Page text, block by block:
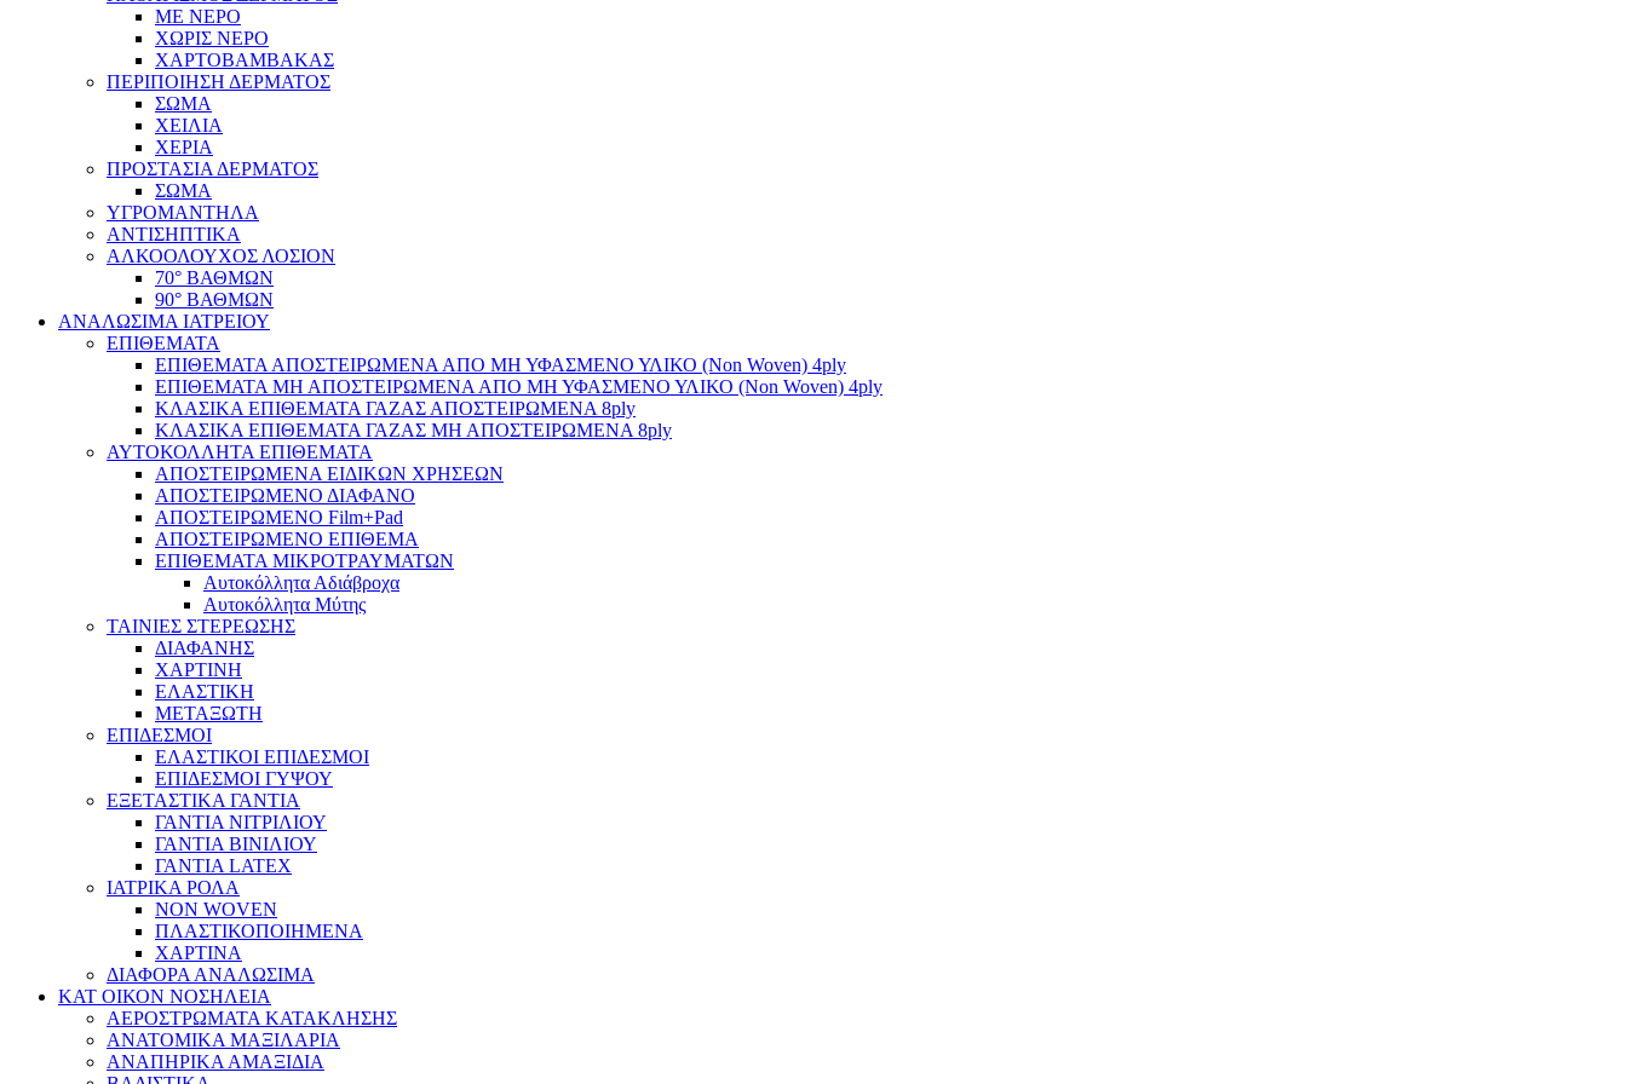
ΜΕ ΝΕΡΟ
ΧΩΡΙΣ ΝΕΡΟ
ΧΑΡΤΟΒΑΜΒΑΚΑΣ
ΠΕΡΙΠΟΙΗΣΗ ΔΕΡΜΑΤΟΣ
ΣΩΜΑ
ΧΕΙΛΙΑ
ΧΕΡΙΑ
ΠΡΟΣΤΑΣΙΑ ΔΕΡΜΑΤΟΣ
ΣΩΜΑ
ΥΓΡΟΜΑΝΤΗΛΑ
ΑΝΤΙΣΗΠΤΙΚΑ
ΑΛΚΟΟΛΟΥΧΟΣ ΛΟΣΙΟΝ
70° ΒΑΘΜΩΝ
90° ΒΑΘΜΩΝ
ΑΝΑΛΩΣΙΜΑ ΙΑΤΡΕΙΟΥ
ΕΠΙΘΕΜΑΤΑ
ΕΠΙΘΕΜΑΤΑ ΑΠΟΣΤΕΙΡΩΜΕΝΑ ΑΠΟ ΜΗ ΥΦΑΣΜΕΝΟ ΥΛΙΚΟ (Non Woven) 4ply
ΕΠΙΘΕΜΑΤΑ ΜΗ ΑΠΟΣΤΕΙΡΩΜΕΝΑ ΑΠΟ ΜΗ ΥΦΑΣΜΕΝΟ ΥΛΙΚΟ (Non Woven) 4ply
ΚΛΑΣΙΚΑ ΕΠΙΘΕΜΑΤΑ ΓΑΖΑΣ ΑΠΟΣΤΕΙΡΩΜΕΝΑ 8ply
ΚΛΑΣΙΚΑ ΕΠΙΘΕΜΑΤΑ ΓΑΖΑΣ ΜΗ ΑΠΟΣΤΕΙΡΩΜΕΝΑ 8ply
ΑΥΤΟΚΟΛΛΗΤΑ ΕΠΙΘΕΜΑΤΑ
ΑΠΟΣΤΕΙΡΩΜΕΝΑ ΕΙΔΙΚΩΝ ΧΡΗΣΕΩΝ
ΑΠΟΣΤΕΙΡΩΜΕΝΟ ΔΙΑΦΑΝΟ
ΑΠΟΣΤΕΙΡΩΜΕΝΟ Film+Pad
ΑΠΟΣΤΕΙΡΩΜΕΝΟ ΕΠΙΘΕΜΑ
ΕΠΙΘΕΜΑΤΑ ΜΙΚΡΟΤΡΑΥΜΑΤΩΝ
Αυτοκόλλητα Αδιάβροχα
Αυτοκόλλητα Μύτης
ΤΑΙΝΙΕΣ ΣΤΕΡΕΩΣΗΣ
ΔΙΑΦΑΝΗΣ
ΧΑΡΤΙΝΗ
ΕΛΑΣΤΙΚΗ
ΜΕΤΑΞΩΤΗ
ΕΠΙΔΕΣΜΟΙ
ΕΛΑΣΤΙΚΟΙ ΕΠΙΔΕΣΜΟΙ
ΕΠΙΔΕΣΜΟΙ ΓΥΨΟΥ
ΕΞΕΤΑΣΤΙΚΑ ΓΑΝΤΙΑ
ΓΑΝΤΙΑ ΝΙΤΡΙΛΙΟΥ
ΓΑΝΤΙΑ ΒΙΝΙΛΙΟΥ
ΓΑΝΤΙΑ LATEX
ΙΑΤΡΙΚΑ ΡΟΛΑ
NON WOVEN
ΠΛΑΣΤΙΚΟΠΟΙΗΜΕΝΑ
ΧΑΡΤΙΝΑ
ΔΙΑΦΟΡΑ ΑΝΑΛΩΣΙΜΑ
ΚΑΤ ΟΙΚΟΝ ΝΟΣΗΛΕΙΑ
ΑΕΡΟΣΤΡΩΜΑΤΑ ΚΑΤΑΚΛΗΣΗΣ
ΑΝΑΤΟΜΙΚΑ ΜΑΞΙΛΑΡΙΑ
ΑΝΑΠΗΡΙΚΑ ΑΜΑΞΙΔΙΑ